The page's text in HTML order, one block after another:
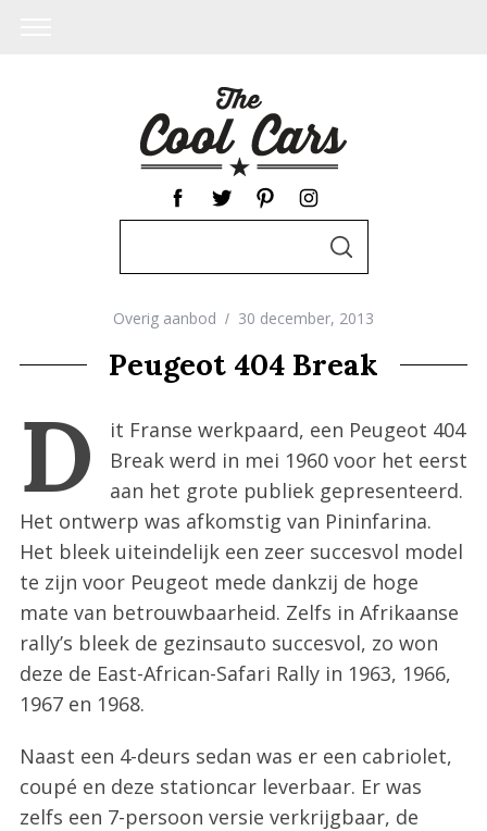
r
c
f
o
S
E
C
H
Overig aanbod 30 december, 2013
Peugeot 404 Break
D
it Franse werkpaard, een Peugeot 404
Break werd in mei 1960 voor het eerst
aan het grote publiek gepresenteerd.
Het ontwerp was afkomstig van Pininfarina.
Het bleek uiteindelijk een zeer succesvol model
te zijn voor Peugeot mede dankzij de hoge
mate van betrouwbaarheid. Zelfs in Afrikaanse
rally’s bleek de gezinsauto succesvol, zo won
deze de East-African-Safari Rally in 1963, 1966,
1967 en 1968.
Naast een 4-deurs sedan was er een cabriolet,
coupé en deze stationcar leverbaar. Er was
zelfs een 7-persoon versie verkrijgbaar, de